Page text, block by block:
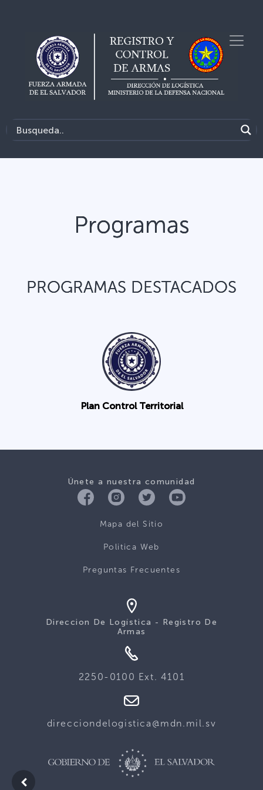
Programas
PROGRAMAS DESTACADOS
Plan Control Territorial
Únete a nuestra comunidad
Mapa del Sitio
Politica Web
Preguntas Frecuentes
Direccion De Logística - Registro De
Armas
2250-0100 Ext. 4101
direcciondelogistica@mdn.mil.sv